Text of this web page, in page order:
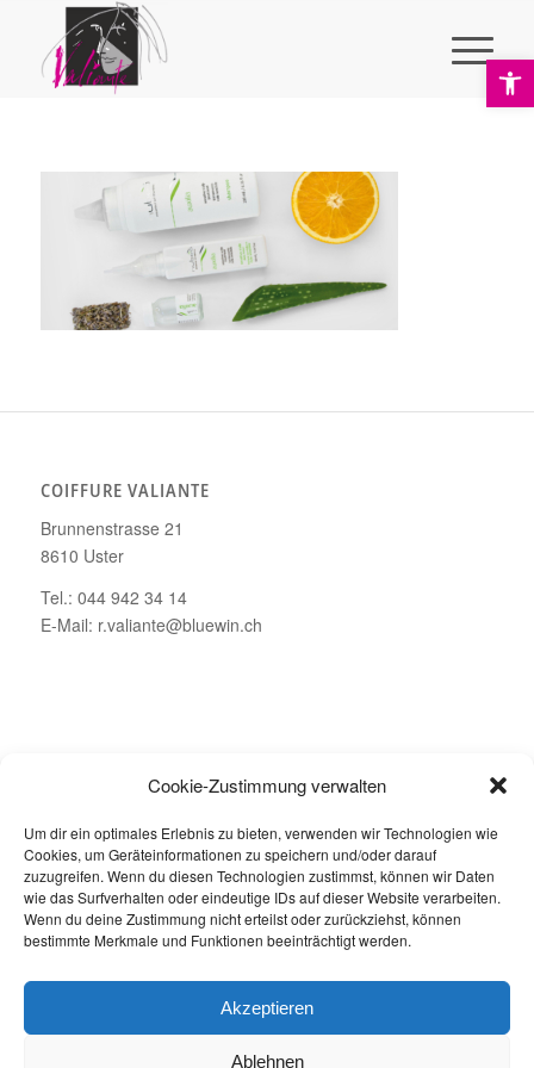
Cookie-Zustimmung verwalten
Um dir ein optimales Erlebnis zu bieten, verwenden wir Technologien wie
Cookies, um Geräteinformationen zu speichern und/oder darauf
zuzugreifen. Wenn du diesen Technologien zustimmst, können wir Daten
wie das Surfverhalten oder eindeutige IDs auf dieser Website verarbeiten.
Wenn du deine Zustimmung nicht erteilst oder zurückziehst, können
bestimmte Merkmale und Funktionen beeinträchtigt werden.
Akzeptieren
Ablehnen
COIFFURE VALIANTE
Brunnenstrasse 21
8610 Uster
Tel.: 044 942 34 14
E-Mail: r.valiante@bluewin.ch
Dienstag bis Freitag: 08.00 – 19.00 Uhr
Samstag: 08.00 – 16.00 Uhr